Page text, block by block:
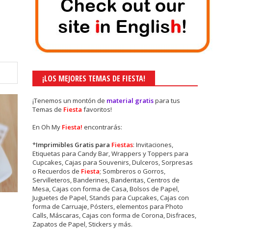
¡LOS MEJORES TEMAS DE FIESTA!
¡Tenemos un montón de material gratispara tus
Temas de Fiestafavoritos!
En Oh My Fiesta!encontrarás:
*Imprimibles Gratis para Fiestas: Invitaciones,
Etiquetas para Candy Bar, Wrappers y Toppers para
Cupcakes, Cajas para Souvenirs, Dulceros, Sorpresas
o Recuerdos de Fiesta; Sombreros o Gorros,
Servilleteros, Banderines, Banderitas, Centros de
Mesa, Cajas con forma de Casa, Bolsos de Papel,
Juguetes de Papel, Stands para Cupcakes, Cajas con
forma de Carruaje, Pósters, elementos para Photo
Calls, Máscaras, Cajas con forma de Corona, Disfraces,
Zapatos de Papel, Stickers y más.